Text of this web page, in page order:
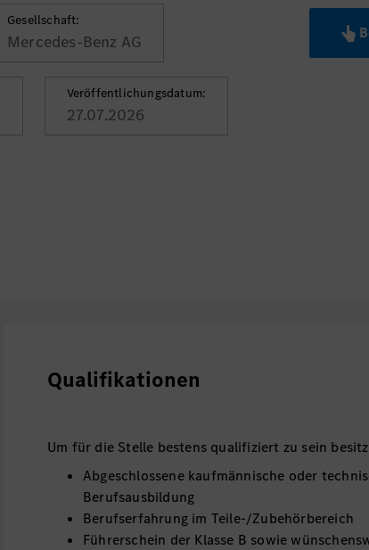
Gesellschaft:
Mercedes-Benz AG
Veröffentlichungsdatum:
27.07.2026
Qualifikationen
Um für die Stelle bestens qualifiziert zu sein
Abgeschlossene kaufmännische oder
Berufsausbildung
Berufserfahrung im Teile-/Zubehörbereich
Führerschein der Klasse B sowie